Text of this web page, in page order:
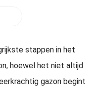
stappen in het
hoewel het niet altijd
gazon begint